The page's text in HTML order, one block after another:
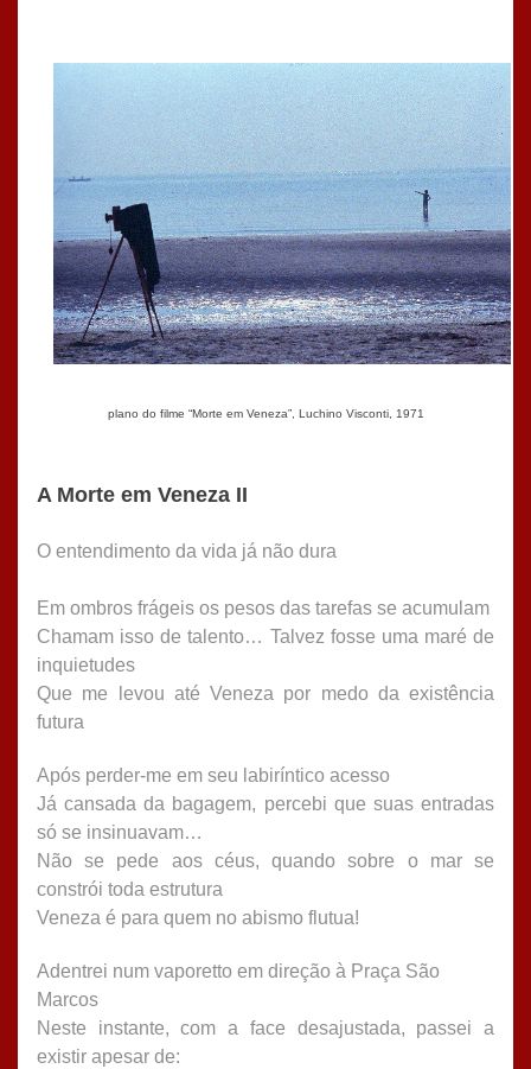
plano do filme “Morte em Veneza”, Luchino Visconti, 1971
A Morte em Veneza II
O entendimento da vida já não dura
Em ombros frágeis os pesos das tarefas se acumulam
Chamam isso de talento… Talvez fosse uma maré de
inquietudes
Que me levou até Veneza por medo da existência
futura
Após perder-me em seu labiríntico acesso
Já cansada da bagagem, percebi que suas entradas
só se insinuavam…
Não se pede aos céus, quando sobre o mar se
constrói toda estrutura
Veneza é para quem no abismo flutua!
Adentrei num vaporetto em direção à Praça São
Marcos
Neste instante, com a face desajustada, passei a
existir apesar de: